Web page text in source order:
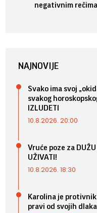
negativnim
NAJNOVIJE
Svako ima svoj
svakog
IZLUDETI
10.8.2026. 20:00
Vruće poze za DUŽU
UŽIVATI!
10.8.2026. 18:30
Karolina je
pravi od svojih